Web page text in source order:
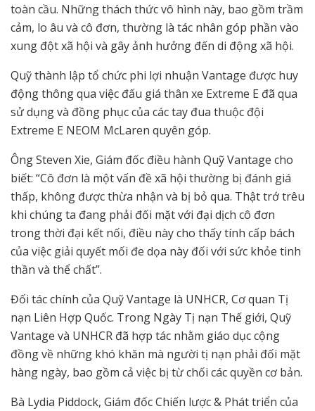
toàn cầu. Những thách thức vô hình này, bao gồm trầm
cảm, lo âu và cô đơn, thường là tác nhân góp phần vào
xung đột xã hội và gây ảnh hưởng đến di động xã hội.
Quỹ thành lập tổ chức phi lợi nhuận Vantage được huy
động thông qua việc đấu giá thân xe Extreme E đã qua
sử dụng và đồng phục của các tay đua thuộc đội
Extreme E NEOM McLaren quyên góp.
Ông Steven Xie, Giám đốc điều hành Quỹ Vantage cho
biết: “Cô đơn là một vấn đề xã hội thường bị đánh giá
thấp, không được thừa nhận và bị bỏ qua. Thật trớ trêu
khi chúng ta đang phải đối mặt với đại dịch cô đơn
trong thời đại kết nối, điều này cho thấy tính cấp bách
của việc giải quyết mối đe dọa này đối với sức khỏe tinh
thần và thể chất”.
Đối tác chính của Quỹ Vantage là UNHCR, Cơ quan Tị
nạn Liên Hợp Quốc. Trong Ngày Tị nạn Thế giới, Quỹ
Vantage và UNHCR đã hợp tác nhằm giáo dục cộng
đồng về những khó khăn mà người tị nạn phải đối mặt
hàng ngày, bao gồm cả việc bị từ chối các quyền cơ bản.
Bà Lydia Piddock, Giám đốc Chiến lược & Phát triển của